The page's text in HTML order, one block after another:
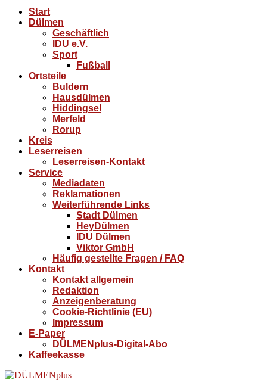
Start
Dülmen
Geschäftlich
IDU e.V.
Sport
Fußball
Ortsteile
Buldern
Hausdülmen
Hiddingsel
Merfeld
Rorup
Kreis
Leserreisen
Leserreisen-Kontakt
Service
Mediadaten
Reklamationen
Weiterführende Links
Stadt Dülmen
HeyDülmen
IDU Dülmen
Viktor GmbH
Häufig gestellte Fragen / FAQ
Kontakt
Kontakt allgemein
Redaktion
Anzeigenberatung
Cookie-Richtlinie (EU)
Impressum
E-Paper
DÜLMENplus-Digital-Abo
Kaffeekasse